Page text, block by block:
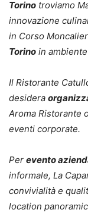
Torino troviamo
innovazione
in Corso
Torino in
Il Ristorante
desidera
Aroma Ristorante
eventi corporate.
Per evento
informale, La
convivialità e
location